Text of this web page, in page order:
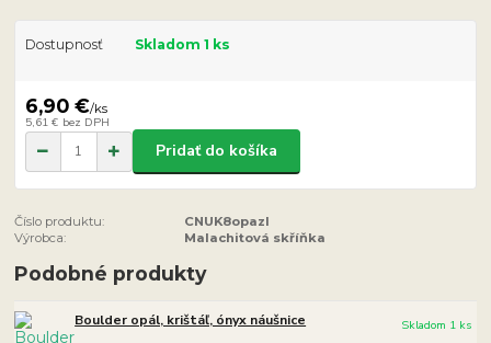
Dostupnosť Skladom 1 ks
6,90 €/ks
5,61 € bez DPH
Pridať do košíka
Číslo produktu:
CNUK8opazl
Výrobca:
Malachitová skříňka
Podobné produkty
Boulder opál, krištáľ, ónyx náušnice Skladom 1 ks